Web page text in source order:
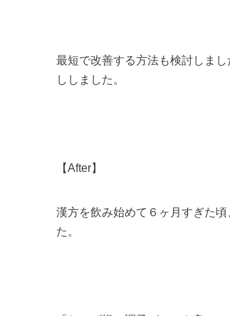
最短で改善する方法も検討しま
ししました。
【After】
漢方を飲み始めて６ヶ月すぎた
た。